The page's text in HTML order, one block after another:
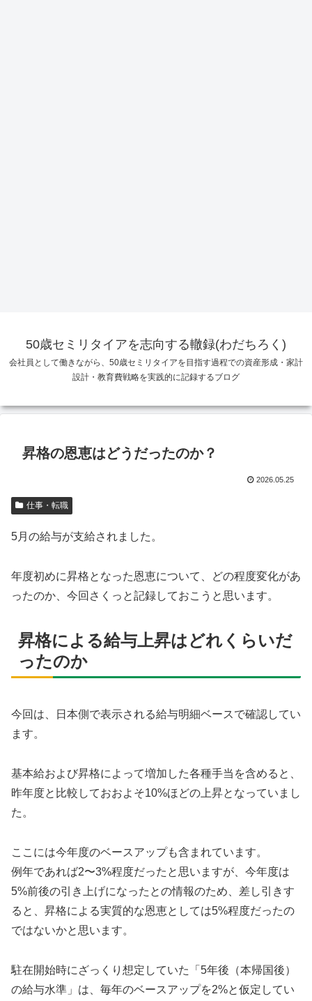
50歳セミリタイアを志向する轍録(わだちろく)
会社員として働きながら、50歳セミリタイアを目指す過程での資産形成・家計
設計・教育費戦略を実践的に記録するブログ
昇格の恩恵はどうだったのか？
2026.05.25
仕事・転職
5月の給与が支給されました。
年度初めに昇格となった恩恵について、どの程度変化があ
ったのか、今回さくっと記録しておこうと思います。
昇格による給与上昇はどれくらいだ
ったのか
今回は、日本側で表示される給与明細ベースで確認してい
ます。
基本給および昇格によって増加した各種手当を含めると、
昨年度と比較しておおよそ10%ほどの上昇となっていまし
た。
ここには今年度のベースアップも含まれています。
例年であれば2〜3%程度だったと思いますが、今年度は
5%前後の引き上げになったとの情報のため、差し引きす
ると、昇格による実質的な恩恵としては5%程度だったの
ではないかと思います。
駐在開始時にざっくり想定していた「5年後（本帰国後）
の給与水準」は、毎年のベースアップを2%と仮定してい